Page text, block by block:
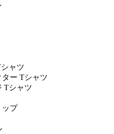
ャツ
ター Tシャツ
Tシャツ
ップ